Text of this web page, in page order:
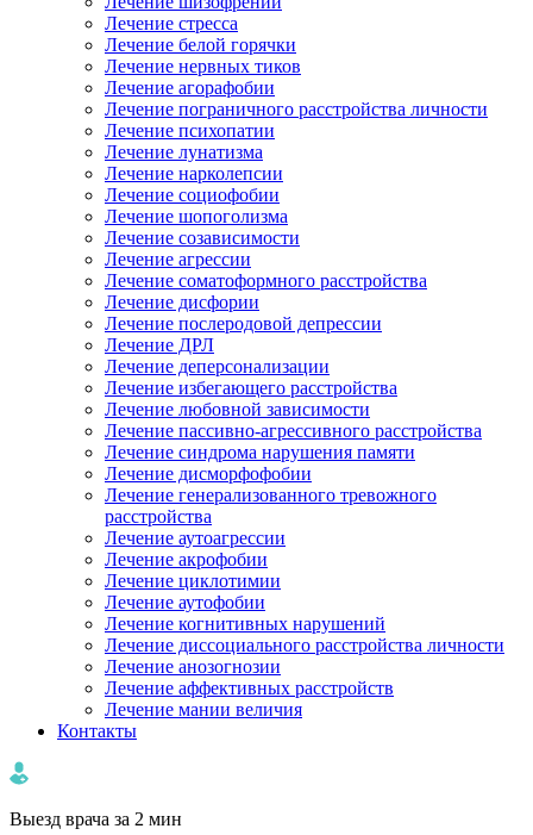
Лечение стресса
Лечение белой горячки
Лечение нервных тиков
Лечение агорафобии
Лечение пограничного расстройства личности
Лечение психопатии
Лечение лунатизма
Лечение нарколепсии
Лечение социофобии
Лечение шопоголизма
Лечение созависимости
Лечение агрессии
Лечение соматоформного расстройства
Лечение дисфории
Лечение послеродовой депрессии
Лечение ДРЛ
Лечение деперсонализации
Лечение избегающего расстройства
Лечение любовной зависимости
Лечение пассивно-агрессивного расстройства
Лечение синдрома нарушения памяти
Лечение дисморфофобии
Лечение генерализованного тревожного
расстройства
Лечение аутоагрессии
Лечение акрофобии
Лечение циклотимии
Лечение аутофобии
Лечение когнитивных нарушений
Лечение диссоциального расстройства личности
Лечение анозогнозии
Лечение аффективных расстройств
Лечение мании величия
Контакты
Выезд врача за 2 мин